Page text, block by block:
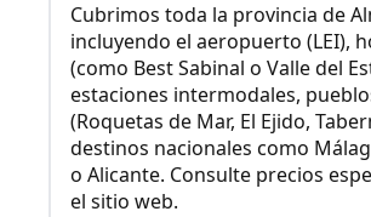
Cubrimos toda la provincia de
incluyendo el aeropuerto (LEI),
(como Best Sabinal o Valle del
estaciones intermodales,
(Roquetas de Mar, El Ejido,
destinos nacionales como
o Alicante. Consulte precios
el sitio web.